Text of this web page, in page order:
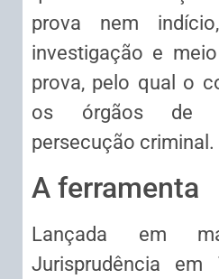
prova nem
investigação e
prova, pelo qual o
os órgãos de
persecução criminal.
A ferramenta
Lançada em
Jurisprudência em